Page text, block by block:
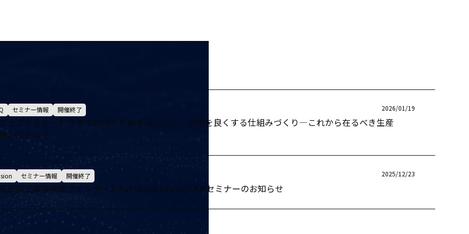
2026/01/19
セミナー情報 開催終了
ウェブセミナー】今までの当たり前を活かした、現場を良くする仕組みづくり―これから在るべき生産
の形とは？
2025/12/23
セミナー情報 開催終了
長野県工業技術総合センター】Autodesk Fusion CAMセミナーのお知らせ